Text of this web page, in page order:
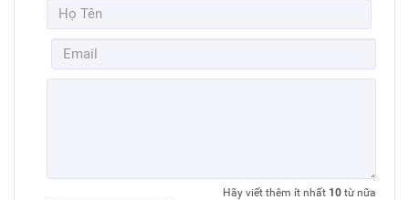
Hãy viết thêm ít nhất 10 từ nữa